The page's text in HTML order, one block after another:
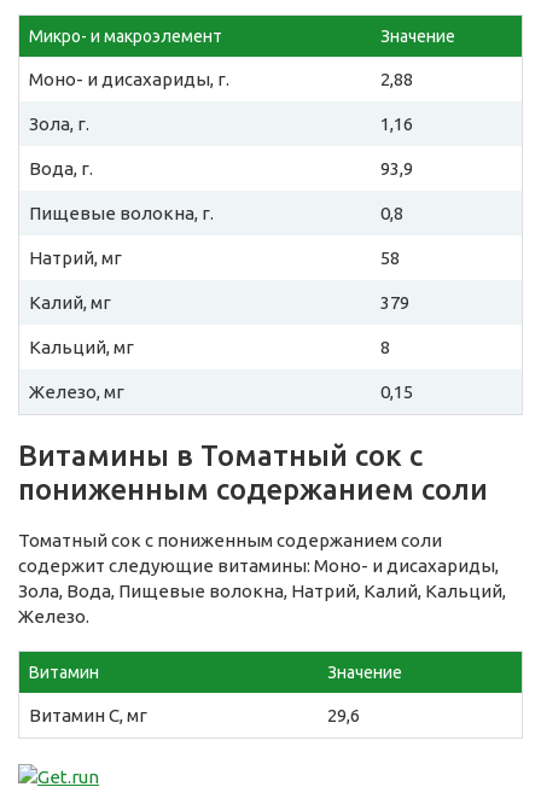
Микро- и макроэлемент Значение
Моно- и дисахариды, г. 2,88
Зола, г. 1,16
Вода, г. 93,9
Пищевые волокна, г. 0,8
Натрий, мг 58
Калий, мг 379
Кальций, мг 8
Железо, мг 0,15
Витамины в Томатный сок с
пониженным содержанием соли
Томатный сок с пониженным содержанием соли
содержит следующие витамины: Моно- и дисахариды,
Зола, Вода, Пищевые волокна, Натрий, Калий, Кальций,
Железо.
Витамин Значение
Витамин C, мг 29,6